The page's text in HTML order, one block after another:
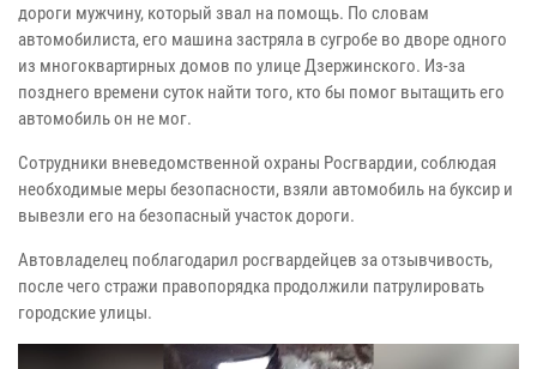
дороги мужчину, который звал на помощь. По словам
автомобилиста, его машина застряла в сугробе во дворе одного
из многоквартирных домов по улице Дзержинского. Из-за
позднего времени суток найти того, кто бы помог вытащить его
автомобиль он не мог.
Сотрудники вневедомственной охраны Росгвардии, соблюдая
необходимые меры безопасности, взяли автомобиль на буксир и
вывезли его на безопасный участок дороги.
Автовладелец поблагодарил росгвардейцев за отзывчивость,
после чего стражи правопорядка продолжили патрулировать
городские улицы.